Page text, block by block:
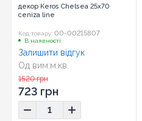
декор Keros Chelsea 25x70
ceniza line
Код товару: 00-00215807
В наявності
Од вим:м.кв.
Розмір:
Залишити відгук
1520 грн
723 грн